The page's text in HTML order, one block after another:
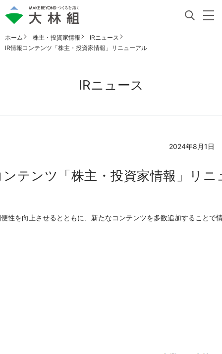
ホーム 株主・投資家情報
IRニュース
IR情報コンテンツ「株主・投資家情報」リニューアル
IRニュース
2024年8月1日
ンテンツ「株主・投資家情報」リニ
を向上させるとともに、新たなコンテンツを多数追加することで